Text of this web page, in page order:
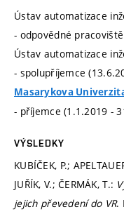
Ústav automatizace
- odpovědné
Ústav automatizace
- spolupříjemce
Masarykova
- příjemce (1.1.2019 -
VÝSLEDKY
KUBÍČEK, P.;
JUŘÍK, V.; ČERMÁK, T.:
jejich převedení do VR.